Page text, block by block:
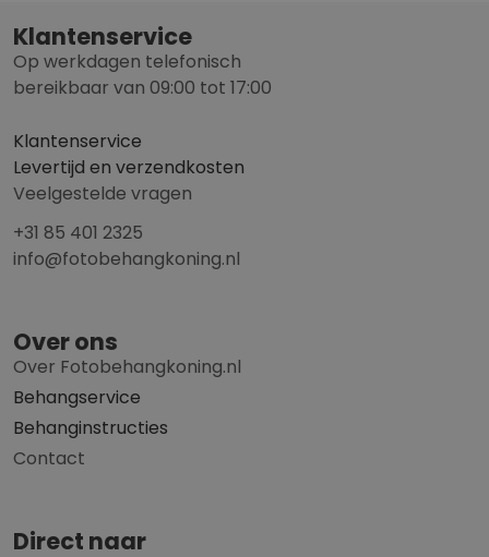
Klantenservice
Op werkdagen telefonisch
bereikbaar van 09:00 tot 17:00
Klantenservice
Levertijd en verzendkosten
Veelgestelde vragen
+31 85 401 2325
info@fotobehangkoning.nl
Over ons
Over Fotobehangkoning.nl
Behangservice
Behanginstructies
Contact
Direct naar